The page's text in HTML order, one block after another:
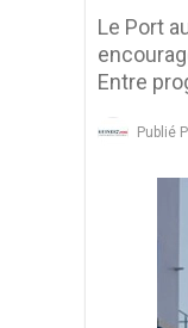
Le Port
Entre
Publié